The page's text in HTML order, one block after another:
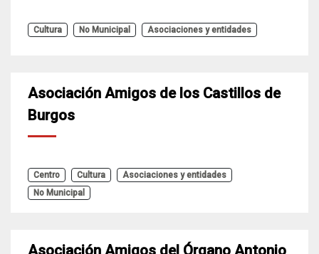
Cultura No Municipal Asociaciones y entidades
Asociación Amigos de los Castillos de
Burgos
Centro Cultura
Asociaciones y entidades
No Municipal
Asociación Amigos del Órgano Antonio